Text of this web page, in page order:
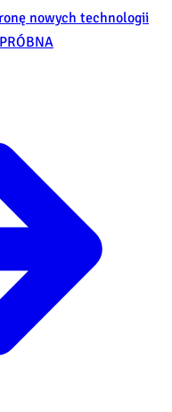
nowych technologii